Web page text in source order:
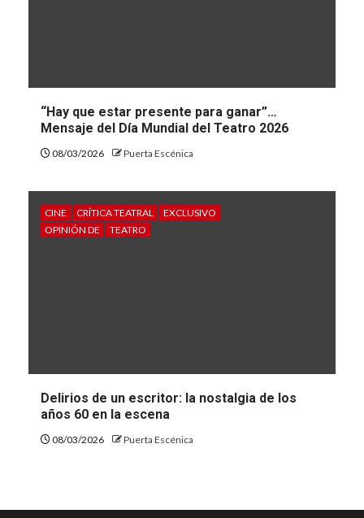
“Hay que estar presente para ganar”…
Mensaje del Día Mundial del Teatro 2026
08/03/2026 Puerta Escénica
CINE CRÍTICA TEATRAL
EXCLUSIVO
OPINIÓN DE
TEATRO
Delirios de un escritor: la nostalgia de los
años 60 en la escena
08/03/2026 Puerta Escénica